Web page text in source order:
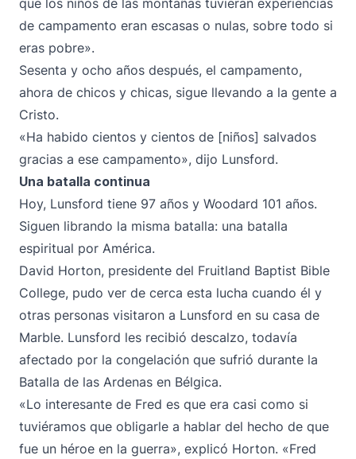
que los niños de las montañas tuvieran experiencias
de campamento eran escasas o nulas, sobre todo si
eras pobre».
Sesenta y ocho años después, el campamento,
ahora de chicos y chicas, sigue llevando a la gente a
Cristo.
«Ha habido cientos y cientos de [niños] salvados
gracias a ese campamento», dijo Lunsford.
Una batalla continua
Hoy, Lunsford tiene 97 años y Woodard 101 años.
Siguen librando la misma batalla: una batalla
espiritual por América.
David Horton, presidente del Fruitland Baptist Bible
College, pudo ver de cerca esta lucha cuando él y
otras personas visitaron a Lunsford en su casa de
Marble. Lunsford les recibió descalzo, todavía
afectado por la congelación que sufrió durante la
Batalla de las Ardenas en Bélgica.
«Lo interesante de Fred es que era casi como si
tuviéramos que obligarle a hablar del hecho de que
fue un héroe en la guerra», explicó Horton. «Fred